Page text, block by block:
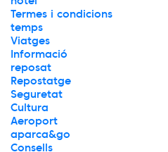
Termes i condicions
temps
Viatges
Informació
reposat
Repostatge
Seguretat
Cultura
Aeroport
aparca&go
Consells